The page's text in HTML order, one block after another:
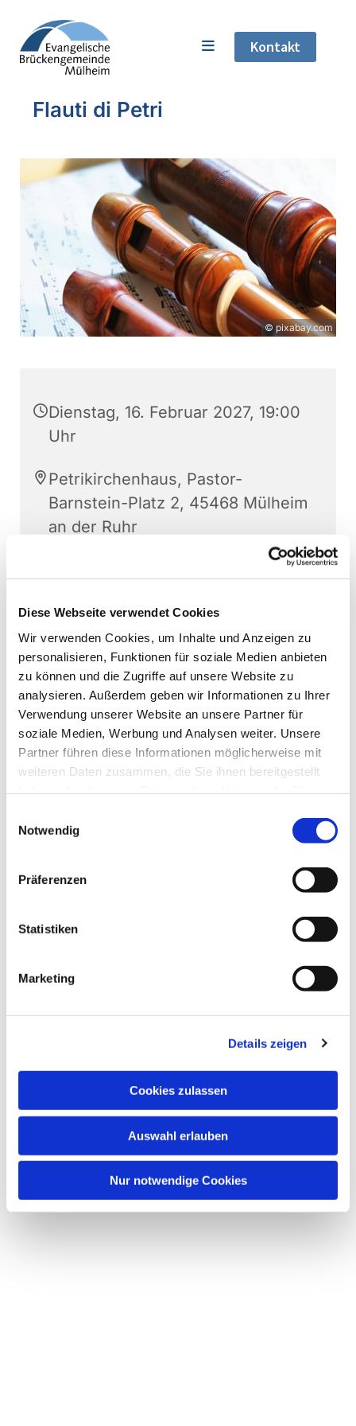
Diese Webseite verwendet Cookies
Wir verwenden Cookies, um Inhalte und Anzeigen zu
personalisieren, Funktionen für soziale Medien anbieten
zu können und die Zugriffe auf unsere Website zu
analysieren. Außerdem geben wir Informationen zu Ihrer
Verwendung unserer Website an unsere Partner für
soziale Medien, Werbung und Analysen weiter. Unsere
Partner führen diese Informationen möglicherweise mit
weiteren Daten zusammen, die Sie ihnen bereitgestellt
Notwendig
Präferenzen
Statistiken
Marketing
Details zeigen
Cookies zulassen
Auswahl erlauben
Nur notwendige Cookies
Kontakt
Flauti di Petri
© pixabay.com
Dienstag, 16. Februar 2027, 19:00
Uhr
Petrikirchenhaus, Pastor-
Barnstein-Platz 2, 45468 Mülheim
an der Ruhr
Dies könnte Sie auch